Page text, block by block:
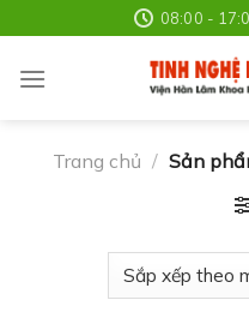
to
content
08:00 -
Trang chủ / Sản